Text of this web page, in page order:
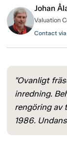
Johan
Valuation
Contact
"Ovanligt
inredning.
rengöring av
1986.